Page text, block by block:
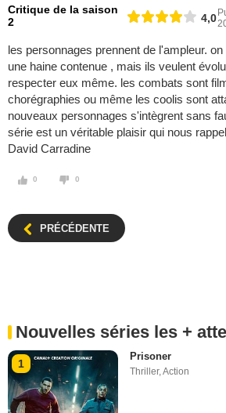
Critique de la saison
2
4,0
les personnages prennent de l'ampleur.
une haine contenue , mais ils veulent
respecter eux même. les combats sont
chorégraphies ou même les coolis sont
nouveaux personnages s'intègrent sans
série est un véritable plaisir qui nous
David Carradine
0 0
PRÉCÉDENTE
Nouvelles séries les +
1
Prisoner
Thriller,Action